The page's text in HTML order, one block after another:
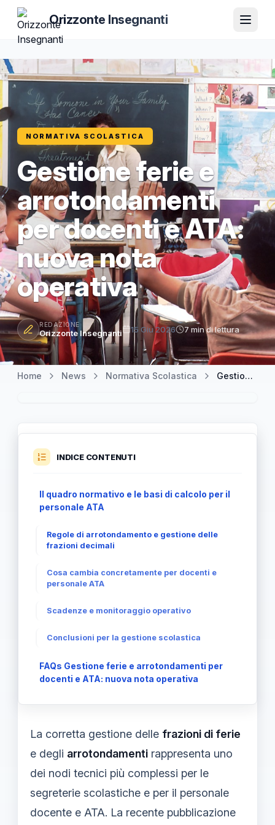
Orizzonte Insegnanti
NORMATIVA SCOLASTICA
Gestione ferie e
arrotondamenti
per docenti e ATA:
nuova nota
operativa
REDAZIONE
Orizzonte Insegnanti 15 Giu 2026 7 min di lettura
Home News Normativa Scolastica Gestione ferie e arrotondamenti per docenti e ATA: nuova nota operativa
INDICE CONTENUTI
Il quadro normativo e le basi di calcolo per il
personale ATA
Regole di arrotondamento e gestione delle
frazioni decimali
Cosa cambia concretamente per docenti e
personale ATA
Scadenze e monitoraggio operativo
Conclusioni per la gestione scolastica
FAQs Gestione ferie e arrotondamenti per
docenti e ATA: nuova nota operativa
La corretta gestione delle frazioni di ferie
e degli arrotondamenti rappresenta uno
dei nodi tecnici più complessi per le
segreterie scolastiche e per il personale
docente e ATA. La recente pubblicazione